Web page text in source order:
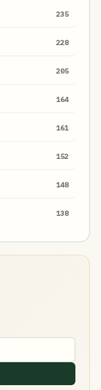
235
228
205
164
161
152
148
138